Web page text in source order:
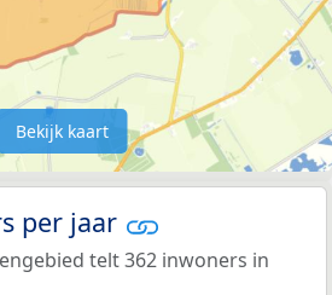
Bekijk kaart
per jaar
telt 362 inwoners in